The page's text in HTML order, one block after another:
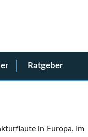
Ratgeber
in Europa. Im